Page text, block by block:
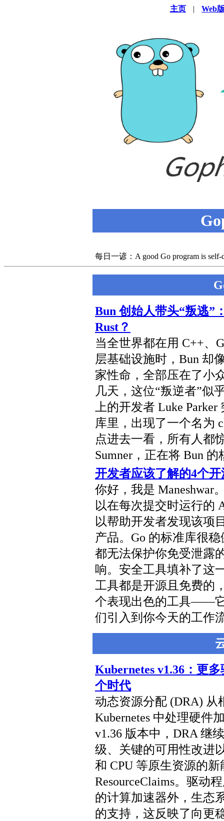
主页 | Web
每日一谚：A good Go program is self-
Bun 创始人带头“叛逃”
Rust？
当全世界都在用 C++、
层基础设施时，Bun 却
家性命，全部压在了小
几天，这位“叛逆者”似
上的开发者 Luke
库里，出现了一个名为
点进去一看，所有人都
Sumner，正在将 Bun
开发者应该了解的4个
你好，我是 Maneshwar
以在每次提交时运行的
以帮助开发者发现该项
产品。Go 的标准库很
都无法保护你免受泄露
响。安全工具填补了这
工具都是开源且免费的
个表现出色的工具——
们引入到你今天的工作
Kubernetes v1.36：更
个时代
动态资源分配 (DRA) 从
Kubernetes 中处理硬件
v1.36 版本中，DRA 继
级、关键的可用性改进
和 CPU 等原生资源的新
ResourceClaims。驱动
的计算加速器外，生态
的支持，这反映了向更